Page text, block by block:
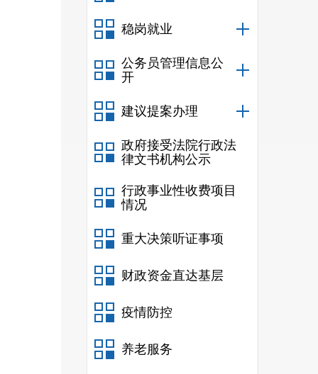
稳岗就业
公务员管理信息公
开
建议提案办理
政府接受法院行政法
律文书机构公示
行政事业性收费项目
情况
重大决策听证事项
财政资金直达基层
疫情防控
养老服务